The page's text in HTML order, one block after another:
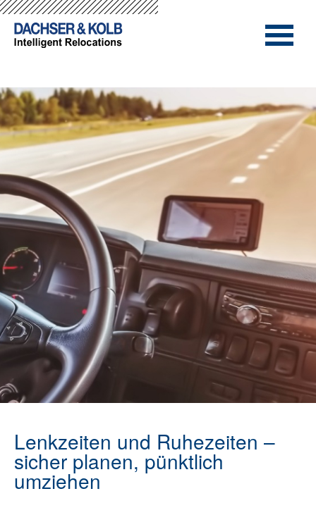
-->-->
Lenkzeiten und Ruhezeiten –
sicher planen, pünktlich
umziehen